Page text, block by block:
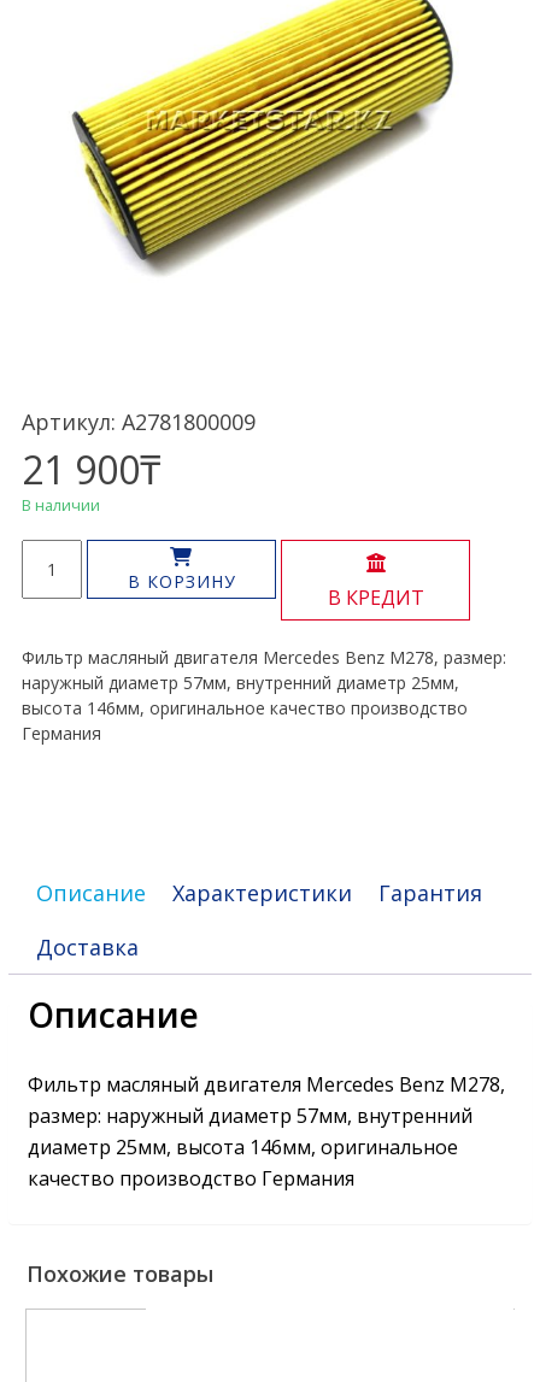
Артикул: A2781800009
21 900₸
В наличии
товара
Фильтр
M278
В КОРЗИНУ
В КРЕДИТ
Фильтр масляный двигателя Mercedes Benz M278, размер:
наружный диаметр 57мм, внутренний диаметр 25мм,
высота 146мм, оригинальное качество производство
Германия
Описание Характеристики
Гарантия
Доставка
Описание
Фильтр масляный двигателя Mercedes Benz M278,
размер: наружный диаметр 57мм, внутренний
диаметр 25мм, высота 146мм, оригинальное
качество производство Германия
Похожие товары